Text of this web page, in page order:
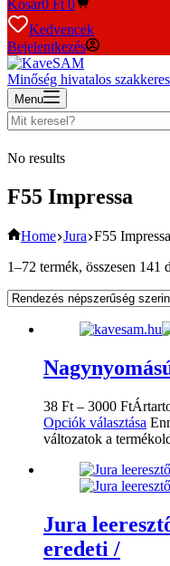
Kosár0 Ft 0
Kedvencek
Bejelentkezés
Minőség hivatalos
Menu
No results
F55 Impressa
Home Jura F55 Impressa
1–72 termék, összesen 141
38 Ft – 3000 Ft
Opciók választása
változatok a
Jura
eredeti /